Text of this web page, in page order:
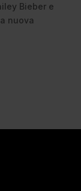
Bieber e
nuova